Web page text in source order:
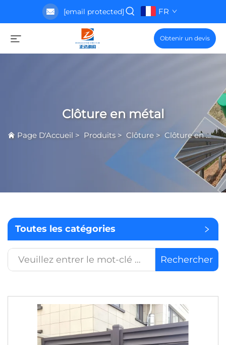
[email protected] FR
Obtenir un devis
Clôture en métal
Page D'Accueil > Produits > Clôture > Clôture en métal
Toutes les catégories
Rechercher